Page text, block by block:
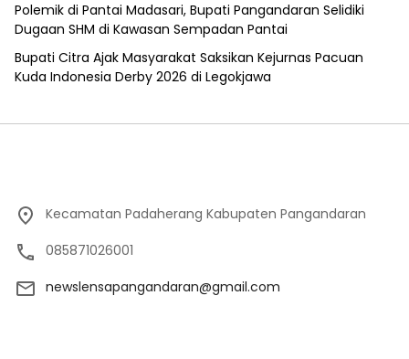
Polemik di Pantai Madasari, Bupati Pangandaran Selidiki
Dugaan SHM di Kawasan Sempadan Pantai
Bupati Citra Ajak Masyarakat Saksikan Kejurnas Pacuan
Kuda Indonesia Derby 2026 di Legokjawa
Kecamatan Padaherang Kabupaten Pangandaran
085871026001
newslensapangandaran@gmail.com